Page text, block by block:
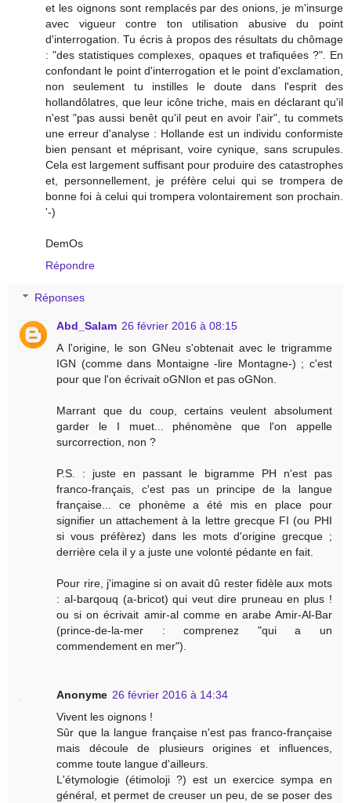
et les oignons sont remplacés par des onions, je m'insurge
avec vigueur contre ton utilisation abusive du point
d'interrogation. Tu écris à propos des résultats du chômage
: "des statistiques complexes, opaques et trafiquées ?". En
confondant le point d'interrogation et le point d'exclamation,
non seulement tu instilles le doute dans l'esprit des
hollandôlatres, que leur icône triche, mais en déclarant qu'il
n'est "pas aussi benêt qu'il peut en avoir l'air", tu commets
une erreur d'analyse : Hollande est un individu conformiste
bien pensant et méprisant, voire cynique, sans scrupules.
Cela est largement suffisant pour produire des catastrophes
et, personnellement, je préfère celui qui se trompera de
bonne foi à celui qui trompera volontairement son prochain.
'-)
DemOs
Répondre
Réponses
Abd_Salam 26 février 2016 à 08:15
A l'origine, le son GNeu s'obtenait avec le trigramme
IGN (comme dans Montaigne -lire Montagne-) ; c'est
pour que l'on écrivait oGNIon et pas oGNon.
Marrant que du coup, certains veulent absolument
garder le I muet... phénomène que l'on appelle
surcorrection, non ?
P.S. : juste en passant le bigramme PH n'est pas
franco-français, c'est pas un principe de la langue
française... ce phonème a été mis en place pour
signifier un attachement à la lettre grecque FI (ou PHI
si vous préfèrez) dans les mots d'origine grecque ;
derrière cela il y a juste une volonté pédante en fait.
Pour rire, j'imagine si on avait dû rester fidèle aux mots
: al-barqouq (a-bricot) qui veut dire pruneau en plus !
ou si on écrivait amir-al comme en arabe Amir-Al-Bar
(prince-de-la-mer : comprenez "qui a un
commendement en mer").
Anonyme 26 février 2016 à 14:34
Vivent les oignons !
Sûr que la langue française n'est pas franco-française
mais découle de plusieurs origines et influences,
comme toute langue d'ailleurs.
L'étymologie (étimoloji ?) est un exercice sympa en
général, et permet de creuser un peu, de se poser des